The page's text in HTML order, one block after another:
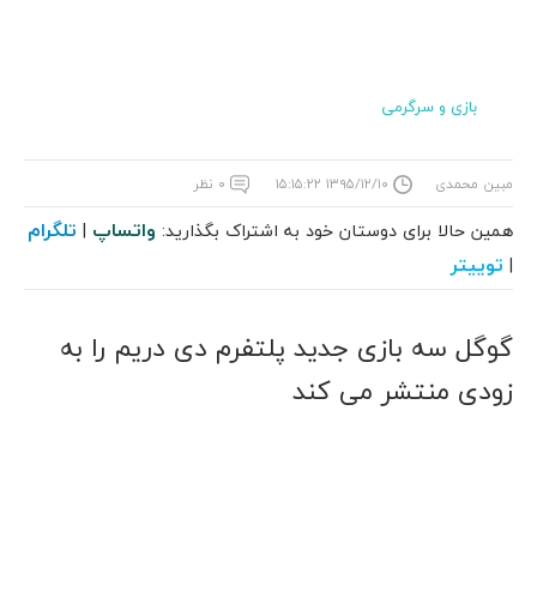
بازی و سرگرمی
مبین محمدی ۱۳۹۵/۱۲/۱۰ ۱۵:۱۵:۲۲ ۰ نظر
همین حالا برای دوستان خود به اشتراک بگذارید: واتساپ | تلگرام
| توییتر
گوگل سه بازی جدید پلتفرم دی دریم را به
زودی منتشر می کند